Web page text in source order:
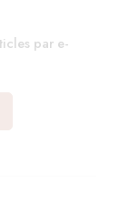
par e-